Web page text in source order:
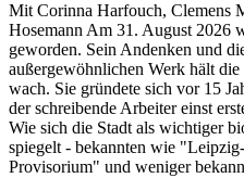
Mit Corinna Harfouch, Clemens
Hosemann Am 31. August 2026
geworden. Sein Andenken und
außergewöhnlichen Werk hält
wach. Sie gründete sich vor 15
der schreibende Arbeiter einst
Wie sich die Stadt als wichtiger
spiegelt - bekannten wie
Provisorium" und weniger